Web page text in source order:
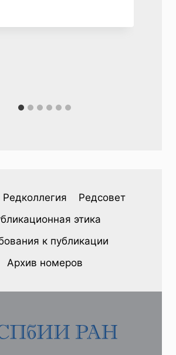
Редколлегия
Редсовет
этика
к публикации
Архив номеров